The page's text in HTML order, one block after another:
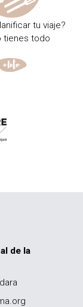
tu viaje?
tienes todo
de la